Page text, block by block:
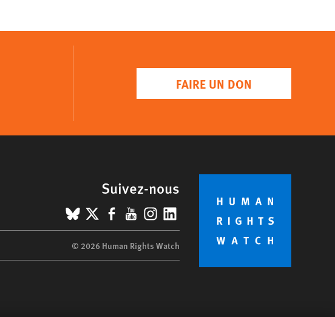
FAIRE UN DON
Suivez-nous
BlueSky
X Facebook
YouTube
Instagram
LinkedIn
© 2026 Human Rights Watch